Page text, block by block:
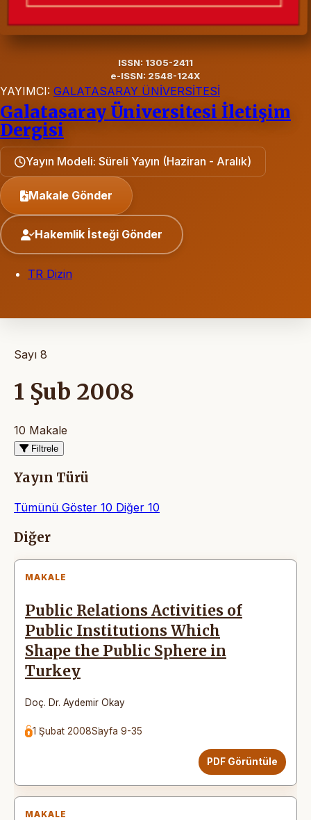
ISSN: 1305-2411
e-ISSN: 2548-124X
YAYIMCI: GALATASARAY ÜNİVERSİTESİ
Galatasaray Üniversitesi İletişim
Dergisi
Yayın Modeli: Süreli Yayın (Haziran - Aralık)
Makale Gönder
Hakemlik İsteği Gönder
TR Dizin
Sayı 8
1 Şub 2008
10 Makale
Filtrele
Yayın Türü
Tümünü Göster 10 Diğer 10
Makaleler
Diğer
MAKALE
Public Relations Activities of
Public Institutions Which
Shape the Public Sphere in
Turkey
Doç. Dr. Aydemir Okay
1 Şubat 2008Sayfa 9-35
PDF Görüntüle
MAKALE